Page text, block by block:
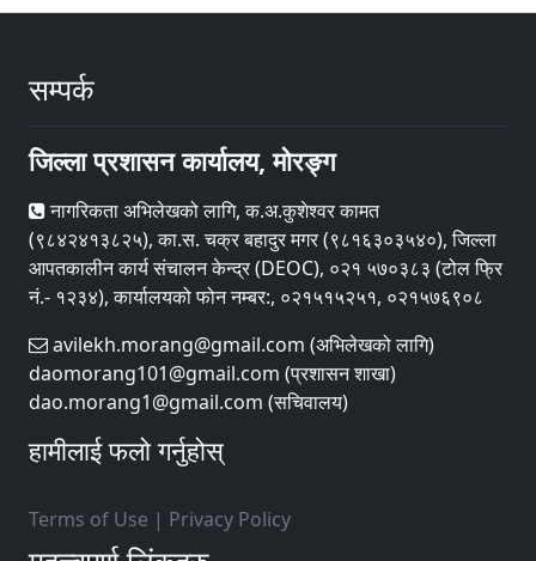
सम्पर्क
जिल्ला प्रशासन कार्यालय, मोरङ्ग
नागरिकता अभिलेखको लागि, क.अ.कुशेश्वर कामत
(९८४२४१३८२५), का.स. चक्र बहादुर मगर (९८१६३०३५४०), जिल्ला
आपतकालीन कार्य संचालन केन्द्र (DEOC), ०२१ ५७०३८३ (टोल फ्रि
नं.- १२३४), कार्यालयको फोन नम्बर:, ०२१५१५२५१, ०२१५७६९०८
avilekh.morang@gmail.com (अभिलेखको लागि)
daomorang101@gmail.com (प्रशासन शाखा)
dao.morang1@gmail.com (सचिवालय)
हामीलाई फलो गर्नुहोस्
Terms of Use | Privacy Policy